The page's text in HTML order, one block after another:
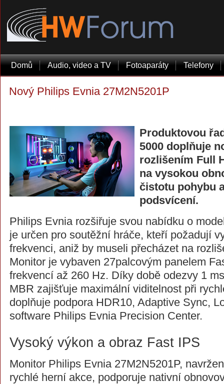
Domů Audio, video a TV Fotoaparáty Telefony
Nový Philips Evnia 27M2N5201P
Produktovou
5000 doplňuje
rozlišením Full
na vysokou
čistotu pohybu
podsvícení.
Philips Evnia rozšiřuje svou nabídku o
je určen pro soutěžní hráče, kteří požadují
frekvenci, aniž by museli přecházet na
Monitor je vybaven 27palcovým panelem
frekvencí až 260 Hz. Díky době odezvy 1
MBR zajišťuje maximální viditelnost při
doplňuje podpora HDR10, Adaptive Sync,
software Philips Evnia Precision Center.
Vysoký výkon a obraz Fast IPS
Monitor Philips Evnia 27M2N5201P,
rychlé herní akce, podporuje nativní